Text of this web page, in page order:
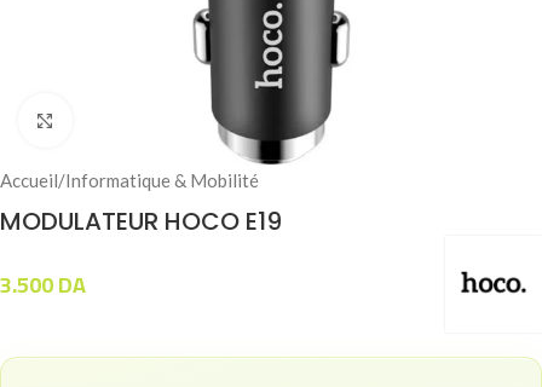
Accueil/Informatique & Mobilité
MODULATEUR HOCO E19
3.500DA